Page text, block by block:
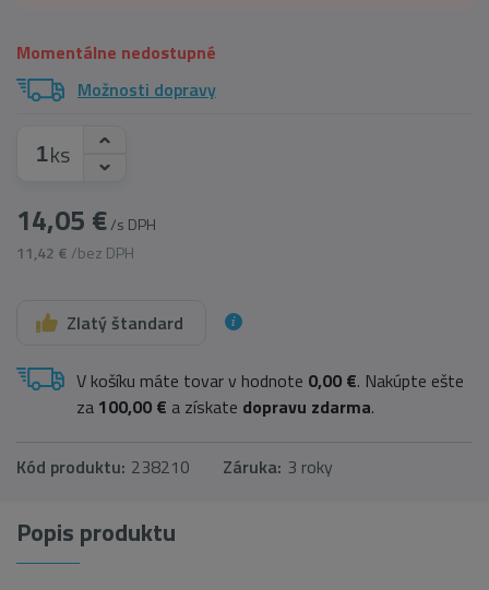
Momentálne nedostupné
Možnosti dopravy
ks
14,05 €/s DPH
11,42 € /bez DPH
Zlatý štandard
V košíku máte tovar v hodnote 0,00 €. Nakúpte ešte
za 100,00 € a získate dopravu zdarma.
Kód produktu: 238210 Záruka: 3 roky
Popis produktu